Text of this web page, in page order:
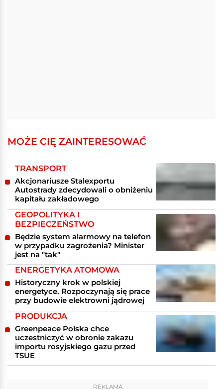
MOŻE CIĘ ZAINTERESOWAĆ
TRANSPORT
Akcjonariusze Stalexportu
Autostrady zdecydowali o obniżeniu
kapitału zakładowego
GEOPOLITYKA I
BEZPIECZEŃSTWO
Będzie system alarmowy na telefon
w przypadku zagrożenia? Minister
jest na "tak"
ENERGETYKA ATOMOWA
Historyczny krok w polskiej
energetyce. Rozpoczynają się prace
przy budowie elektrowni jądrowej
PRODUKCJA
Greenpeace Polska chce
uczestniczyć w obronie zakazu
importu rosyjskiego gazu przed
TSUE
REKLAMA